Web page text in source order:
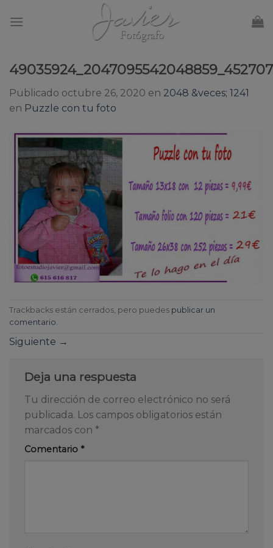
Publicado octubre 26, 2020 en 2048 &veces; 1241
en Puzzle con tu foto
Trackbacks están cerrados, pero puedes publicar un
comentario
Siguiente →
Deja una respuesta
Tu dirección de correo electrónico no será
publicada. Los campos obligatorios están
marcados con *
Comentario *